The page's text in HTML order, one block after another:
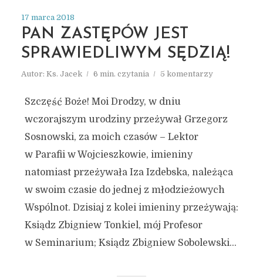
17 marca 2018
PAN ZASTĘPÓW JEST
SPRAWIEDLIWYM SĘDZIĄ!
Autor: Ks. Jacek 6 min. czytania 5 komentarzy
Szczęść Boże! Moi Drodzy, w dniu
wczorajszym urodziny przeżywał Grzegorz
Sosnowski, za moich czasów – Lektor
w Parafii w Wojcieszkowie, imieniny
natomiast przeżywała Iza Izdebska, należąca
w swoim czasie do jednej z młodzieżowych
Wspólnot. Dzisiaj z kolei imieniny przeżywają:
Ksiądz Zbigniew Tonkiel, mój Profesor
w Seminarium; Ksiądz Zbigniew Sobolewski...